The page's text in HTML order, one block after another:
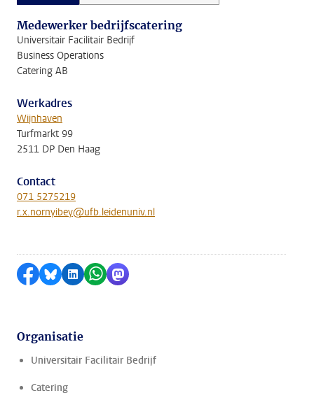
Medewerker bedrijfscatering
Universitair Facilitair Bedrijf
Business Operations
Catering AB
Werkadres
Wijnhaven
Turfmarkt 99
2511 DP Den Haag
Contact
071 5275219
r.x.nornyibey@ufb.leidenuniv.nl
Delen op Facebook
Delen via Bluesky
Delen op LinkedIn
Delen via WhatsApp
Delen via Mastodon
Organisatie
Universitair Facilitair Bedrijf
Catering